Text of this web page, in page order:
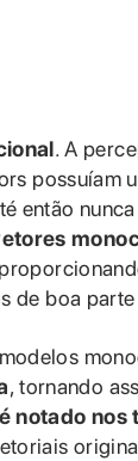
. A
possuíam
então
de boa
, tornando
notado nos